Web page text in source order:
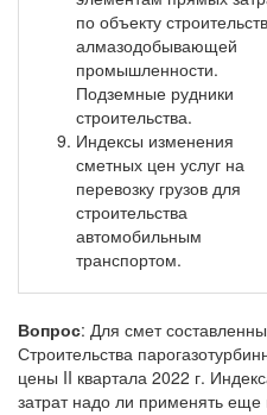
по объекту
алмазодобывающей
промышленности.
Подземные рудники
строительства.
Индексы изменения
сметных цен услуг на
перевозку грузов для
строительства
автомобильным
транспортом.
Вопрос: Для смет
Строительства
цены II квартала 2022 г.
затрат надо ли применять еще